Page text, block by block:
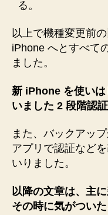
る。
以上で機種変更前
iPhone へとすべて
ました。
新 iPhone を使い
いました 2 段階認
また、バックアッ
アプリで認証など
いりました。
以降の文章は、主
その時に気がつい